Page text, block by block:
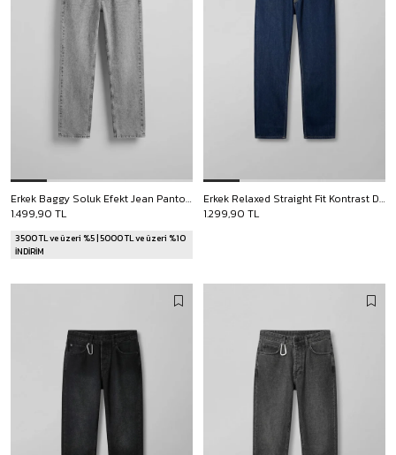
Erkek Baggy Soluk Efekt Jean Pantolon Gri
1.499,90 TL
3500 TL ve üzeri %5 | 5000 TL ve üzeri %10
İNDİRİM
Erkek Relaxed Straight Fit Kontrast Dikişli Jean Pantolon Lacivert
1.299,90 TL